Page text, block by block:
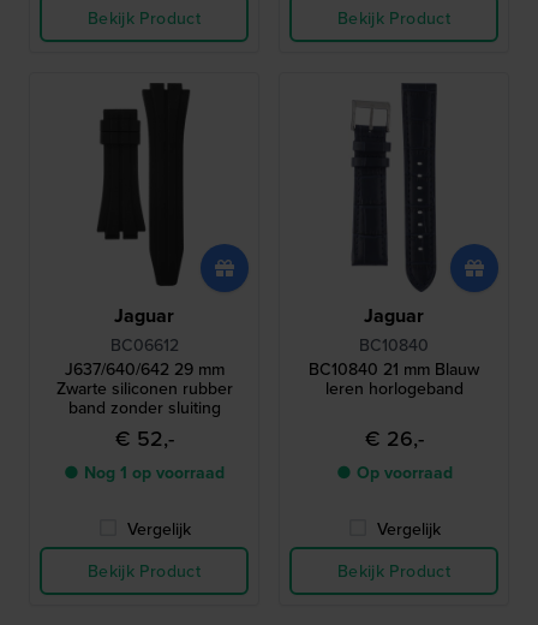
Bekijk Product
Bekijk Product
Jaguar
BC06612
J637/640/642 29 mm
Zwarte siliconen rubber
band zonder sluiting
€ 52,-
● Nog 1 op voorraad
Vergelijk
Bekijk Product
Jaguar
BC10840
BC10840 21 mm Blauw
leren horlogeband
€ 26,-
● Op voorraad
Vergelijk
Bekijk Product